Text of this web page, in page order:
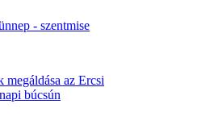
- szentmise
megáldása az Ercsi
búcsún